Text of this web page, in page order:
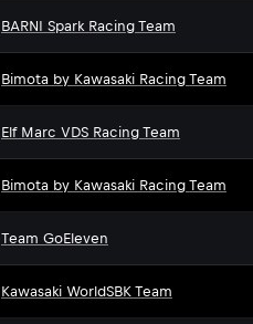
BARNI Spark Racing Team
Bimota by Kawasaki Racing Team
Elf Marc VDS Racing Team
Bimota by Kawasaki Racing Team
Team GoEleven
Kawasaki WorldSBK Team